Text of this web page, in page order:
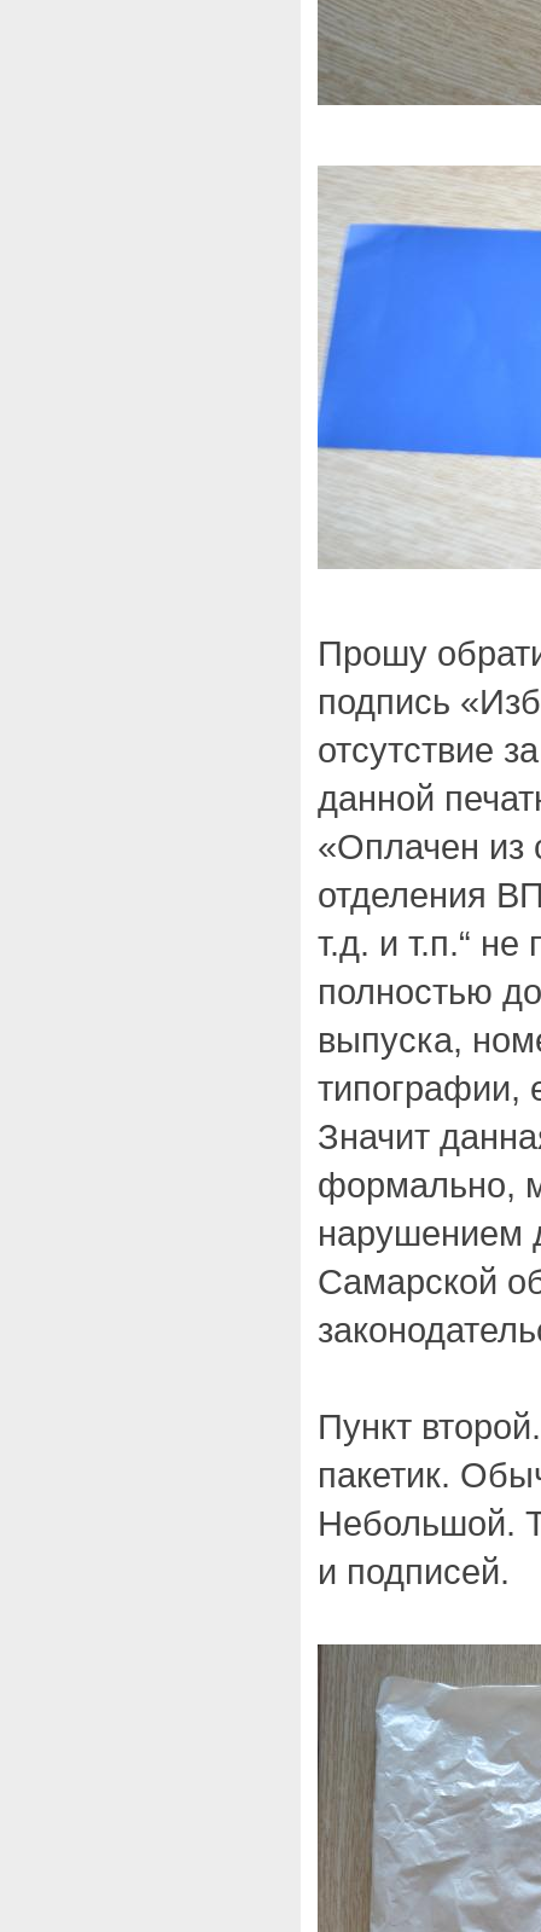
Прошу
подпись
отсутствие
данной
«Оплачен из
отделения
т.д. и т.п.“
полностью
выпуска,
типографии,
Значит
формально,
нарушением
Самарской
Пункт
пакетик.
Небольшой.
и подписей.